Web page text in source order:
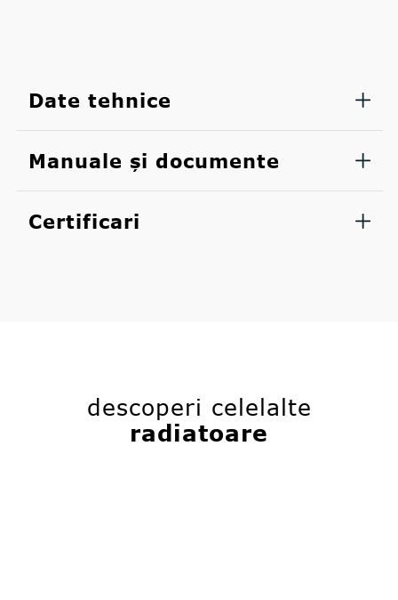
Date tehnice
Manuale și documente
Certificari
descoperi celelalte
radiatoare